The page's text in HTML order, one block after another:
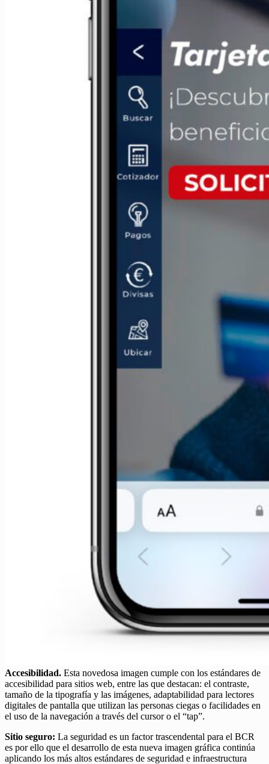
Accesibilidad. Esta novedosa imagen cumple con los estándares de
accesibilidad para sitios web, entre las que destacan: el contraste,
tamaño de la tipografía y las imágenes, adaptabilidad para lectores
digitales de pantalla que utilizan las personas ciegas o facilidades en
el uso de la navegación a través del cursor o el “tap”.
Sitio seguro: La seguridad es un factor trascendental para el BCR
es por ello que el desarrollo de esta nueva imagen gráfica continúa
aplicando los más altos estándares de seguridad e infraestructura